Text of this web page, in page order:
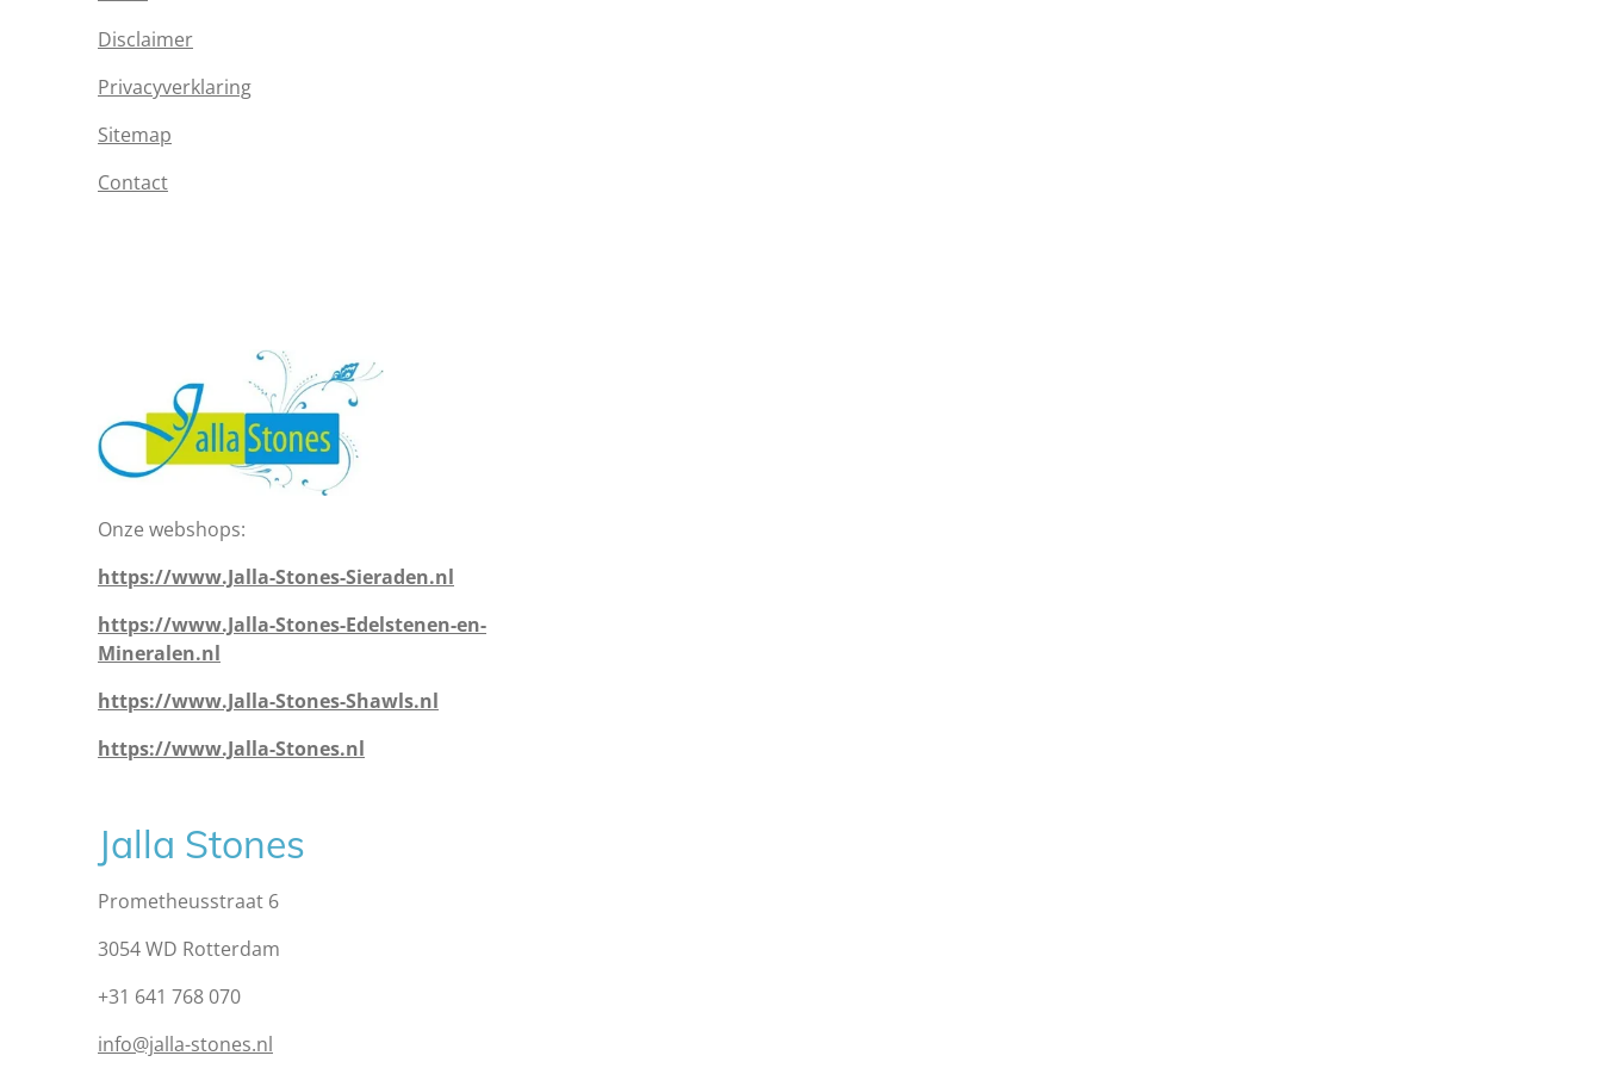
Disclaimer
Privacyverklaring
Sitemap
Contact
Onze webshops:
https://www.Jalla-Stones-Sieraden.nl
https://www.Jalla-Stones-Edelstenen-en-
Mineralen.nl
https://www.Jalla-Stones-Shawls.nl
https://www.Jalla-Stones.nl
Jalla Stones
Prometheusstraat 6
3054 WD Rotterdam
+31 641 768 070
info@jalla-stones.nl